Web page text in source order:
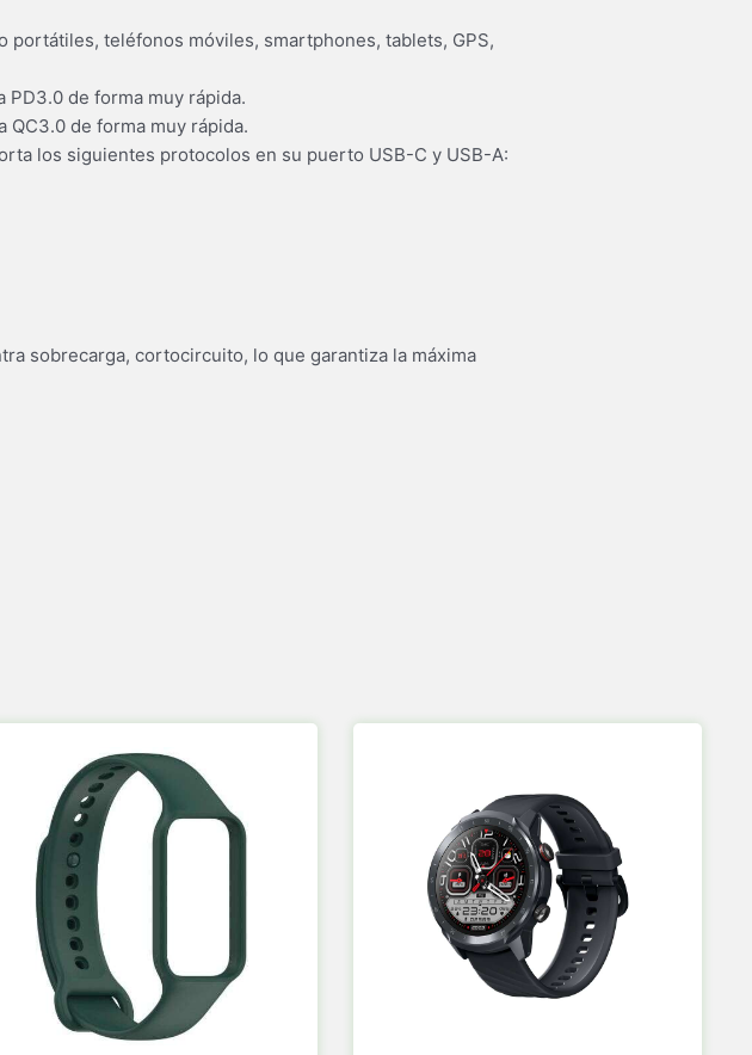
portátiles, teléfonos móviles, smartphones, tablets, GPS,
de forma muy rápida.
de forma muy rápida.
los siguientes protocolos en su puerto USB-C y USB-A:
sobrecarga, cortocircuito, lo que garantiza la máxima